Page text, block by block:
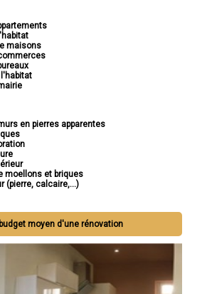
maisons
en pierres apparentes
moellons et briques
(pierre, calcaire,...)
moyen d'une rénovation